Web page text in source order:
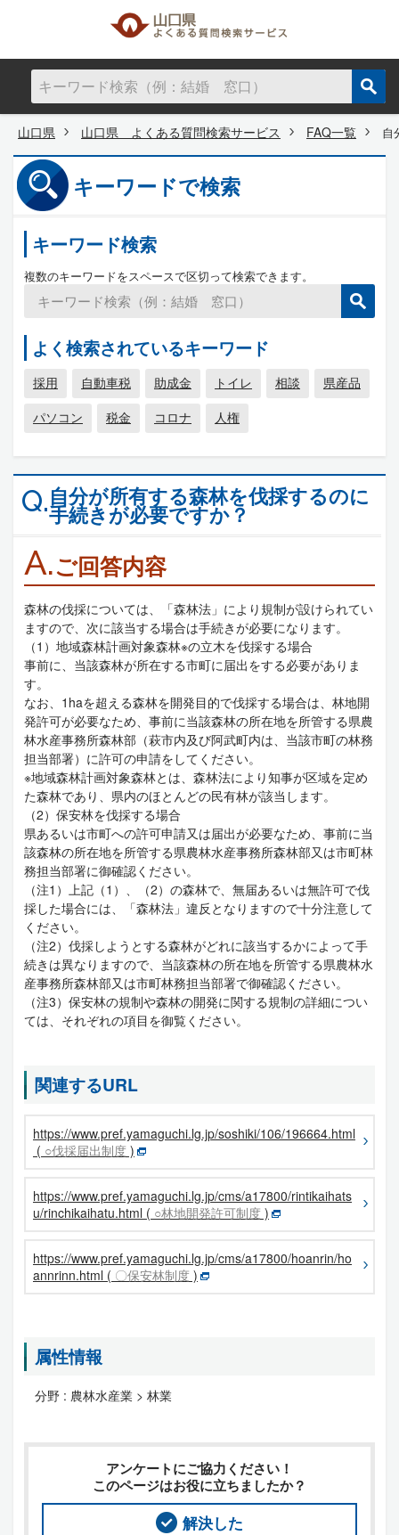
山口県 山口県 よくある質問検索サービス FAQ一覧 自
キーワードで検索
キーワード検索
複数のキーワードをスペースで区切って検索できます。
よく検索されているキーワード
採用 自動車税 助成金 トイレ 相談
県産品
パソコン
税金 コロナ 人権
Q.自分が所有する森林を伐採するのに
手続きが必要ですか？
A.ご回答内容
森林の伐採については、「森林法」により規制が設けられてい
ますので、次に該当する場合は手続きが必要になります。
（1）地域森林計画対象森林※の立木を伐採する場合
事前に、当該森林が所在する市町に届出をする必要がありま
す。
なお、1haを超える森林を開発目的で伐採する場合は、林地開
発許可が必要なため、事前に当該森林の所在地を所管する県農
林水産事務所森林部（萩市内及び阿武町内は、当該市町の林務
担当部署）に許可の申請をしてください。
※地域森林計画対象森林とは、森林法により知事が区域を定め
た森林であり、県内のほとんどの民有林が該当します。
（2）保安林を伐採する場合
県あるいは市町への許可申請又は届出が必要なため、事前に当
該森林の所在地を所管する県農林水産事務所森林部又は市町林
務担当部署に御確認ください。
（注1）上記（1）、（2）の森林で、無届あるいは無許可で伐
採した場合には、「森林法」違反となりますので十分注意して
ください。
（注2）伐採しようとする森林がどれに該当するかによって手
続きは異なりますので、当該森林の所在地を所管する県農林水
産事務所森林部又は市町林務担当部署で御確認ください。
（注3）保安林の規制や森林の開発に関する規制の詳細につい
ては、それぞれの項目を御覧ください。
関連するURL
https://www.pref.yamaguchi.lg.jp/soshiki/106/196664.html
( ○伐採届出制度 )
https://www.pref.yamaguchi.lg.jp/cms/a17800/rintikaihats
u/rinchikaihatu.html ( ○林地開発許可制度 )
https://www.pref.yamaguchi.lg.jp/cms/a17800/hoanrin/ho
annrinn.html ( 〇保安林制度 )
属性情報
分野 : 農林水産業 > 林業
アンケートにご協力ください！
このページはお役に立ちましたか？
解決した